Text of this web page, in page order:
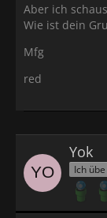
Aber ich
Wie ist dein
Mfg
red
Yok
Ich